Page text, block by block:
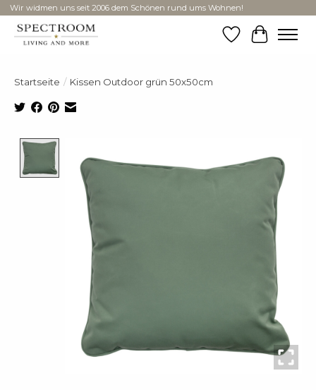
Wir widmen uns seit 2006 dem Schönen rund ums Wohnen!
Wunschzettel
Ihr
Startseite / Kissen Outdoor grün 50x50cm